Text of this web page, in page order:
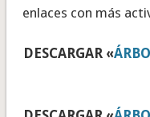
enlaces con más
DESCARGAR «